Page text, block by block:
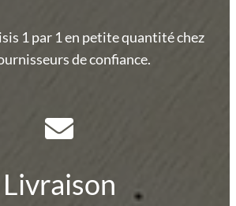
1 par 1 en petite quantité chez
de confiance.
Livraison